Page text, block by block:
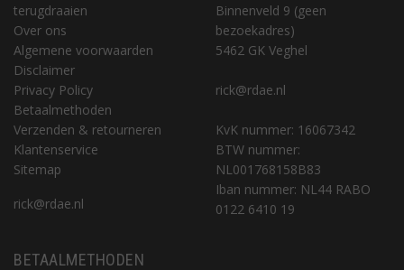
terugdraaien
Over ons
Algemene voorwaarden
Disclaimer
Privacy Policy
Betaalmethoden
Verzenden & retourneren
Klantenservice
Sitemap
rick@rdae.nl
Binnenveld 9 (geen
bezoekadres)
5462 GK Veghel
rick@rdae.nl
KvK nummer: 16067342
BTW nummer:
NL001768158B83
Iban nummer: NL44 RABO
0122 6410 19
BETAALMETHODEN